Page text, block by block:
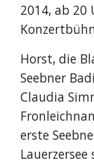
2014, ab
Horst, die
Seebner
Claudia
erste